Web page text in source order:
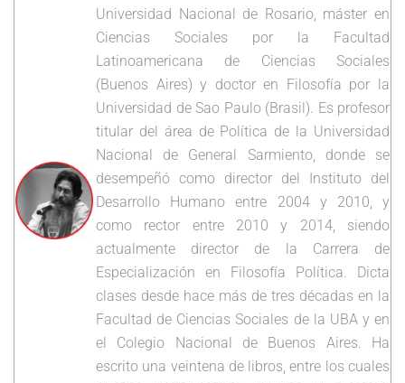
Universidad Nacional de Rosario, máster en
Ciencias Sociales por la Facultad
Latinoamericana de Ciencias Sociales
(Buenos Aires) y doctor en Filosofía por la
Universidad de Sao Paulo (Brasil). Es profesor
titular del área de Política de la Universidad
Nacional de General Sarmiento, donde se
desempeñó como director del Instituto del
Desarrollo Humano entre 2004 y 2010, y
como rector entre 2010 y 2014, siendo
actualmente director de la Carrera de
Especialización en Filosofía Política. Dicta
clases desde hace más de tres décadas en la
Facultad de Ciencias Sociales de la UBA y en
el Colegio Nacional de Buenos Aires. Ha
escrito una veintena de libros, entre los cuales